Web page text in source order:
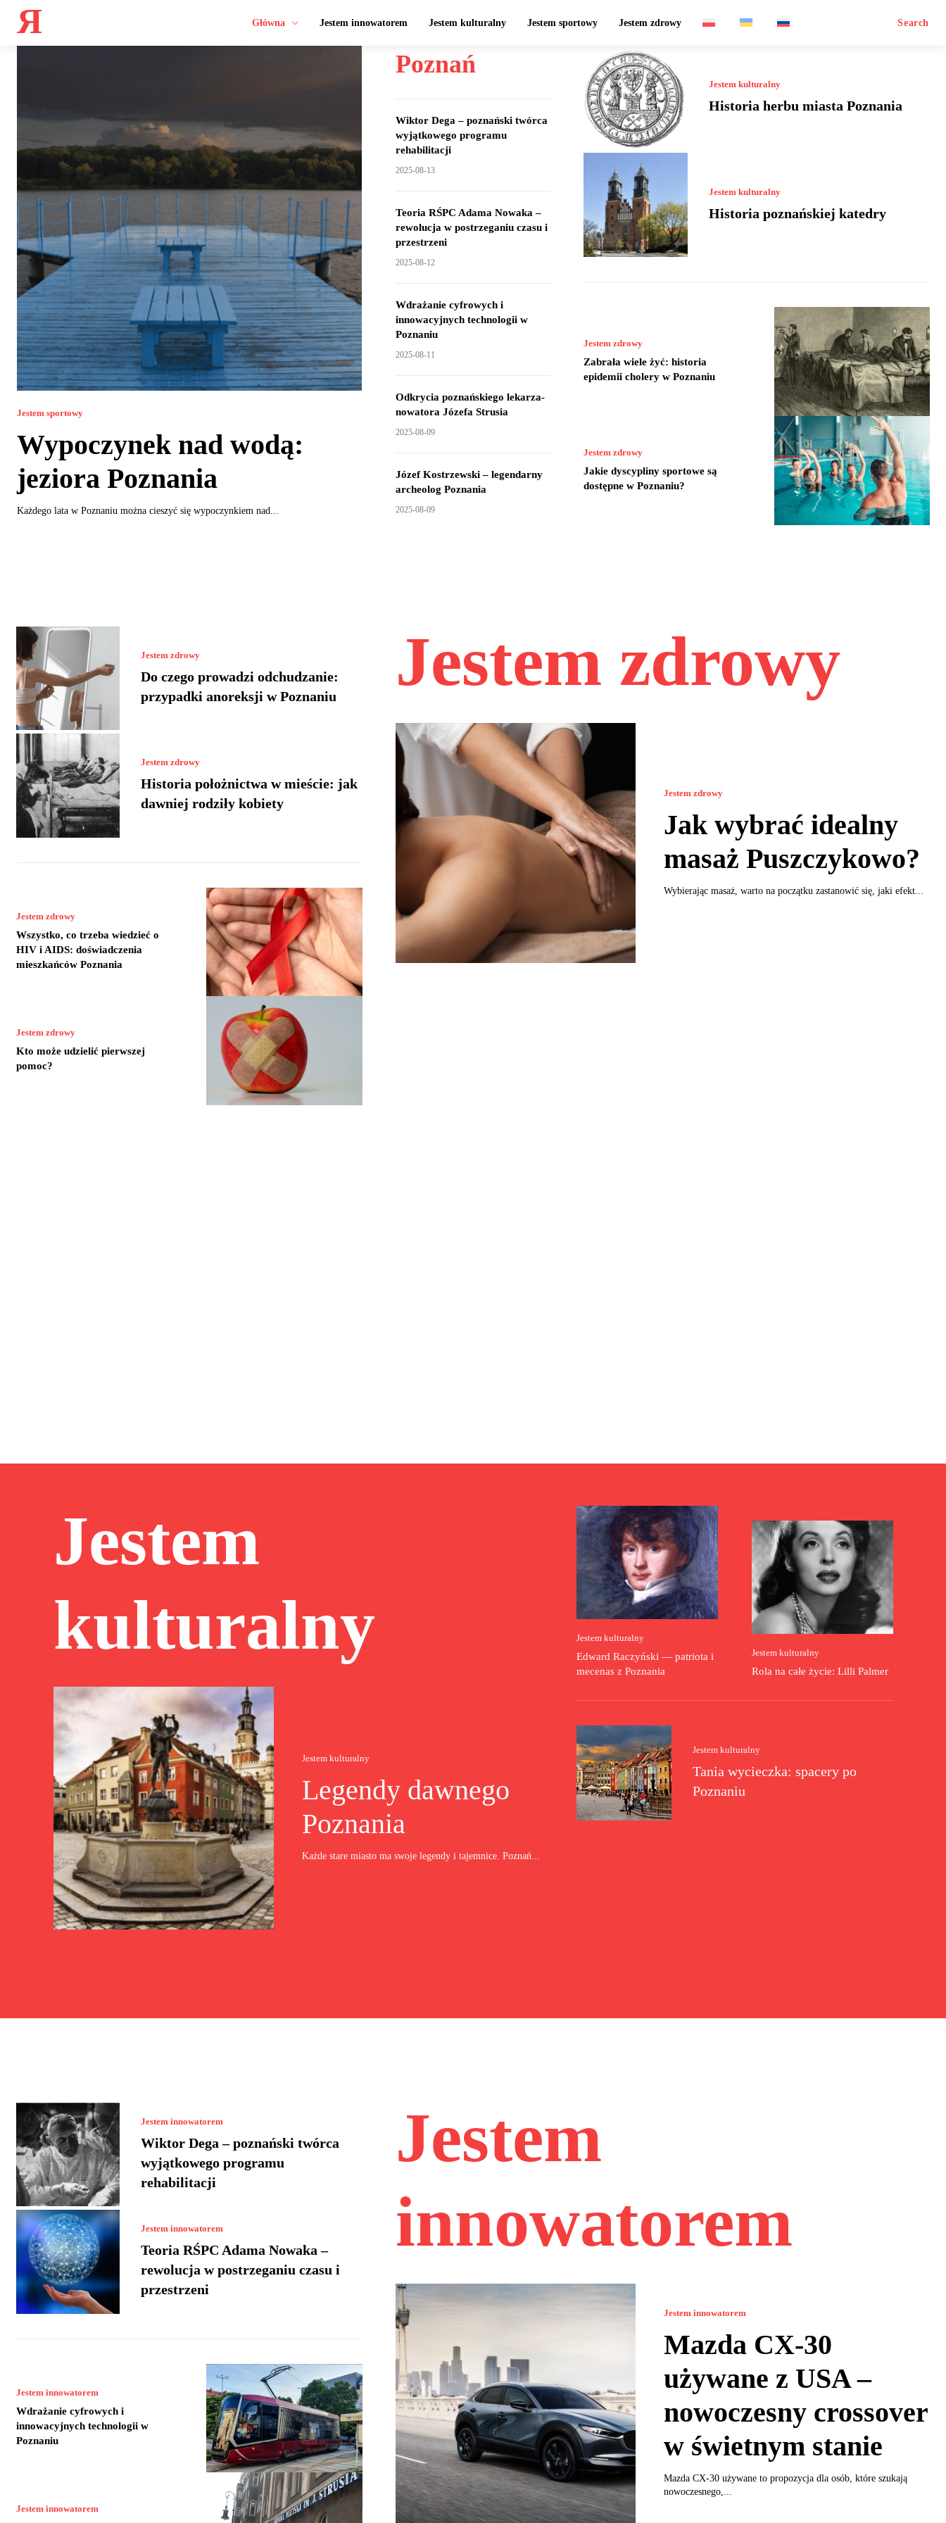
Я Główna Jestem innowatorem Jestem kulturalny Jestem sportowy Jestem zdrowy Search
Jestem sportowy
Wypoczynek nad wodą:
jeziora Poznania
Każdego lata w Poznaniu można cieszyć się wypoczynkiem nad...
Poznań
Wiktor Dega – poznański twórca
wyjątkowego programu
rehabilitacji
2025-08-13
Teoria RŚPC Adama Nowaka –
rewolucja w postrzeganiu czasu i
przestrzeni
2025-08-12
Wdrażanie cyfrowych i
innowacyjnych technologii w
Poznaniu
2025-08-11
Odkrycia poznańskiego lekarza-
nowatora Józefa Strusia
2025-08-09
Józef Kostrzewski – legendarny
archeolog Poznania
2025-08-09
Jestem kulturalny
Historia herbu miasta Poznania
Jestem kulturalny
Historia poznańskiej katedry
Jestem zdrowy
Zabrała wiele żyć: historia
epidemii cholery w Poznaniu
Jestem zdrowy
Jakie dyscypliny sportowe są
dostępne w Poznaniu?
Jestem zdrowy
Do czego prowadzi odchudzanie:
przypadki anoreksji w Poznaniu
Jestem zdrowy
Historia położnictwa w mieście: jak
dawniej rodziły kobiety
Jestem zdrowy
Wszystko, co trzeba wiedzieć o
HIV i AIDS: doświadczenia
mieszkańców Poznania
Jestem zdrowy
Kto może udzielić pierwszej
pomoc?
Jestem zdrowy
Jestem zdrowy
Jak wybrać idealny
masaż Puszczykowo?
Wybierając masaż, warto na początku zastanowić się, jaki efekt...
Jestem
kulturalny
Jestem kulturalny
Legendy dawnego
Poznania
Każde stare miasto ma swoje legendy i tajemnice. Poznań...
Jestem kulturalny
Edward Raczyński — patriota i
mecenas z Poznania
Jestem kulturalny
Rola na całe życie: Lilli Palmer
Jestem kulturalny
Tania wycieczka: spacery po
Poznaniu
Jestem innowatorem
Wiktor Dega – poznański twórca
wyjątkowego programu
rehabilitacji
Jestem innowatorem
Teoria RŚPC Adama Nowaka –
rewolucja w postrzeganiu czasu i
przestrzeni
Jestem innowatorem
Wdrażanie cyfrowych i
innowacyjnych technologii w
Poznaniu
Jestem innowatorem
Jestem
innowatorem
Jestem innowatorem
Mazda CX-30
używane z USA –
nowoczesny crossover
w świetnym stanie
Mazda CX-30 używane to propozycja dla osób, które szukają
nowoczesnego,...